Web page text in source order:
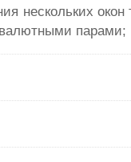
нескольких
парами;